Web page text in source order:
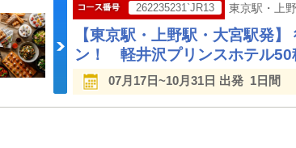
262235231`JR13 東京駅・上
【東京駅・上野駅・大宮駅発
ン！ 軽井沢プリンスホテル50
07月17日~10月31日 出発 1日間